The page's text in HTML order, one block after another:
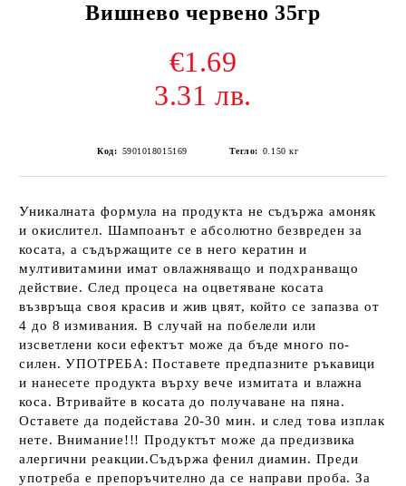
Вишнево червено 35гр
€1.69
3.31 лв.
Код: 5901018015169 Тегло: 0.150 кг
Уникалната формула на продукта не съдържа амоняк
и окислител. Шампоанът е абсолютно безвреден за
косата, а съдържащите се в него кератин и
мултивитамини имат овлажняващо и подхранващо
действие. След процеса на оцветяване косата
възвръща своя красив и жив цвят, който се запазва от
4 до 8 измивания. В случай на побелели или
изсветлени коси ефектът може да бъде много по-
силен. УПОТРЕБА: Поставете предпазните ръкавици
и нанесете продукта върху вече измитата и влажна
коса. Втривайте в косата до получаване на пяна.
Оставете да подейстава 20-30 мин. и след това изплак
нете. Внимание!!! Продуктът може да предизвика
алергични реакции.Съдържа фенил диамин. Преди
употреба е препоръчително да се направи проба. За